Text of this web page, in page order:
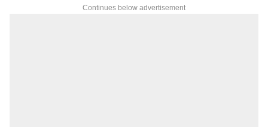
Continues below advertisement